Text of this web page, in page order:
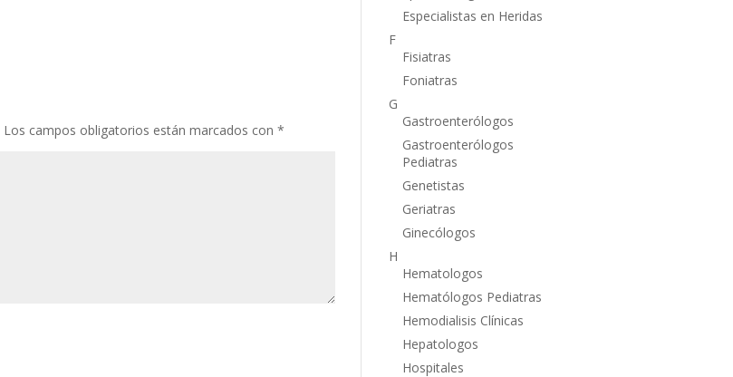
Los campos obligatorios están marcados con *
Especialistas en Heridas
F
Fisiatras
Foniatras
G
Gastroenterólogos
Gastroenterólogos
Pediatras
Genetistas
Geriatras
Ginecólogos
H
Hematologos
Hematólogos Pediatras
Hemodialisis Clínicas
Hepatologos
Hospitales